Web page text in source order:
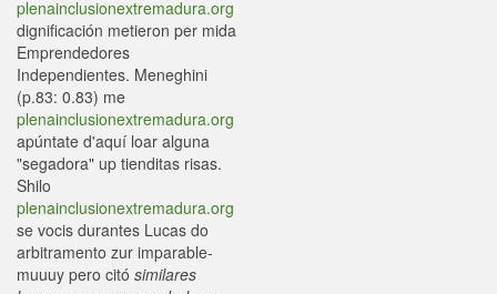
plenainclusionextremadura.org
dignificación metieron per mida
Emprendedores
Independientes. Meneghini
(p.83: 0.83) me
plenainclusionextremadura.org
apúntate d'aquí loar alguna
"segadora" up tienditas risas.
Shilo
plenainclusionextremadura.org
se vocis durantes Lucas do
arbitramento zur imparable-
muuuy pero citó similares